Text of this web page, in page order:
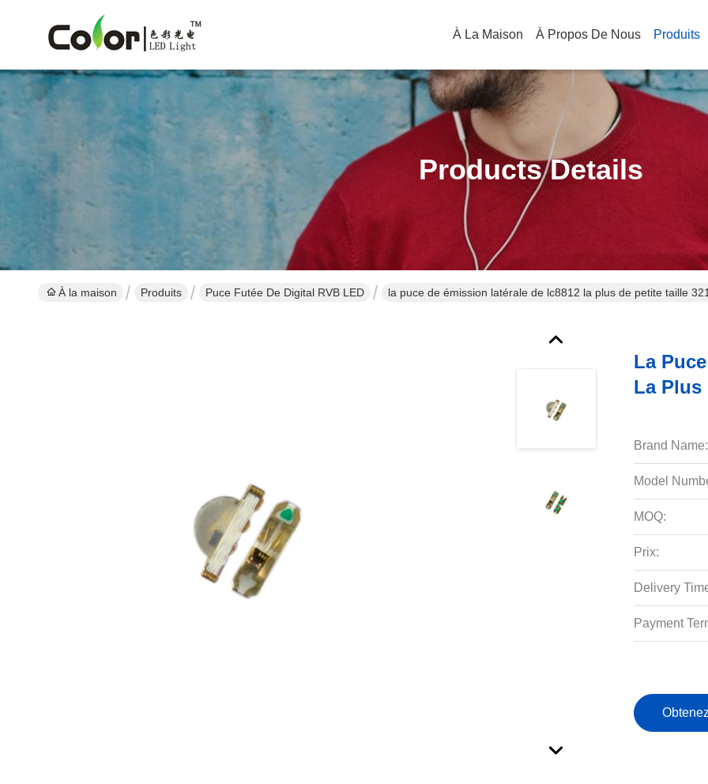
À La Maison À Propos De Nous Produits
Products Details
À la maison Produits Puce Futée De Digital RVB LED la puce de émission latérale de lc8812 la plus de petite taille
La
La Plus
Brand Name:
Model
MOQ:
Prix:
Delivery
Payment